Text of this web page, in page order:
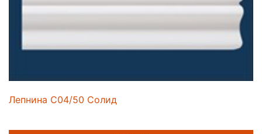
Лепнина C04/50 Солид